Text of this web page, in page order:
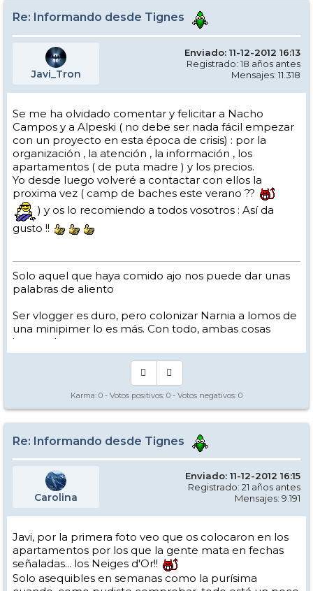
Re: Informando desde Tignes
Javi_Tron
Enviado: 11-12-2012 16:13
Registrado: 18 años antes
Mensajes: 11.318
Se me ha olvidado comentar y felicitar a Nacho
Campos y a Alpeski ( no debe ser nada fácil empezar
con un proyecto en esta época de crisis) : por la
organización , la atención , la información , los
apartamentos ( de puta madre ) y los precios.
Yo desde luego volveré a contactar con ellos la
proxima vez ( camp de baches este verano ??
) y os lo recomiendo a todos vosotros : Así da
gusto !!
Solo aquel que haya comido ajo nos puede dar unas
palabras de aliento
Ser vlogger es duro, pero colonizar Narnia a lomos de
una minipimer lo es más. Con todo, ambas cosas
intento hacer.
Yo hago esquí extremo : voy de extremo a extremo
Los caminos del esquí son inescrotables ...
Karma: 0 - Votos positivos: 0 - Votos negativos: 0
Re: Informando desde Tignes
Carolina
Enviado: 11-12-2012 16:15
Registrado: 21 años antes
Mensajes: 9.191
Javi, por la primera foto veo que os colocaron en los
apartamentos por los que la gente mata en fechas
señaladas... los Neiges d'Or!!
Solo asequibles en semanas como la purísima